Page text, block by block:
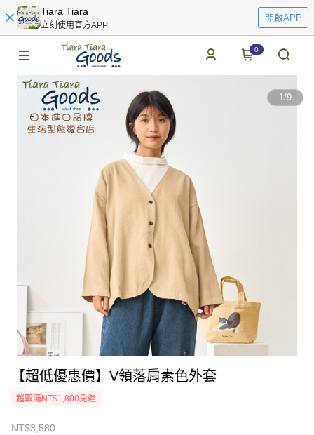
Tiara Tiara
立刻使用官方APP
開啟APP
0
1/9
【超低優惠價】V領落肩素色外套
超取滿NT$1,800免運
NT$3,580